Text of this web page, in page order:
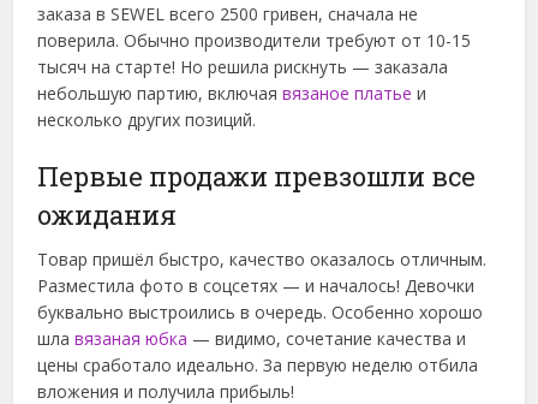
заказа в SEWEL всего 2500 гривен, сначала не
поверила. Обычно производители требуют от 10-15
тысяч на старте! Но решила рискнуть — заказала
небольшую партию, включаявязаное платье и
несколько других позиций.
Первые продажи превзошли все
ожидания
Товар пришёл быстро, качество оказалось отличным.
Разместила фото в соцсетях — и началось! Девочки
буквально выстроились в очередь. Особенно хорошо
шлавязаная юбка — видимо, сочетание качества и
цены сработало идеально. За первую неделю отбила
вложения и получила прибыль!